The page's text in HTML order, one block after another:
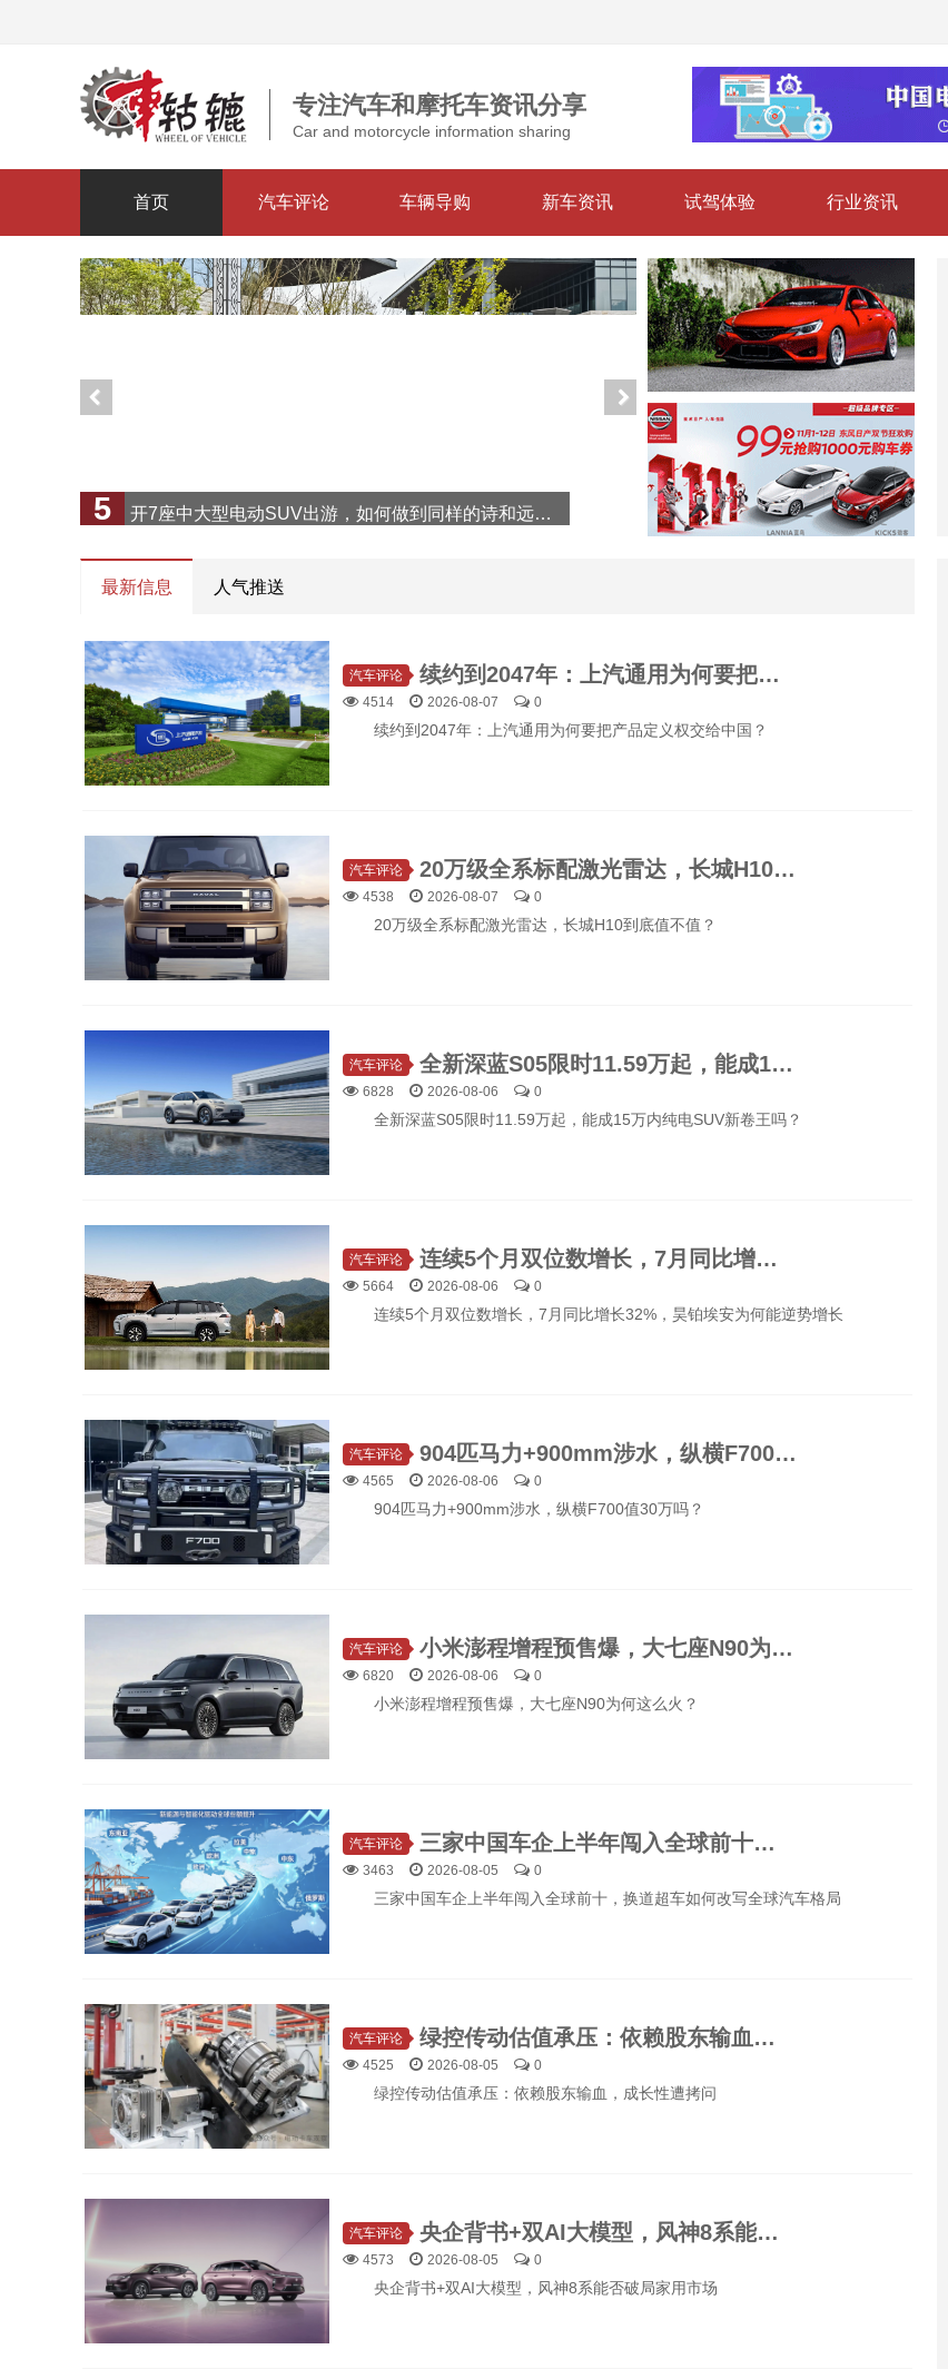
专注汽车和摩托车资讯分享
Car and motorcycle information sharing
首页 汽车评论 车辆导购 新车资讯 试驾体验 行业资讯
1 直击县乡镇人群用车痛点，7.89万起的凯翼昆仑2025款才是真下乡？
最新信息 人气推送
汽车评论 续约到2047年：上汽通用为何要把产品定义权交给中国？
4514 2026-08-07 0
续约到2047年：上汽通用为何要把产品定义权交给中国？
汽车评论 20万级全系标配激光雷达，长城H10到底值不值？
4538 2026-08-07 0
20万级全系标配激光雷达，长城H10到底值不值？
汽车评论 全新深蓝S05限时11.59万起，能成15万内纯电SUV新卷王吗？
6828 2026-08-06 0
全新深蓝S05限时11.59万起，能成15万内纯电SUV新卷王吗？
汽车评论 连续5个月双位数增长，7月同比增长32%，昊铂埃安为何能逆势增长
5664 2026-08-06 0
连续5个月双位数增长，7月同比增长32%，昊铂埃安为何能逆势增长
汽车评论 904匹马力+900mm涉水，纵横F700值30万吗？
4565 2026-08-06 0
904匹马力+900mm涉水，纵横F700值30万吗？
汽车评论 小米澎程增程预售爆，大七座N90为何这么火？
6820 2026-08-06 0
小米澎程增程预售爆，大七座N90为何这么火？
汽车评论 三家中国车企上半年闯入全球前十，换道超车如何改写全球汽车格局
3463 2026-08-05 0
三家中国车企上半年闯入全球前十，换道超车如何改写全球汽车格局
汽车评论 绿控传动估值承压：依赖股东输血，成长性遭拷问
4525 2026-08-05 0
绿控传动估值承压：依赖股东输血，成长性遭拷问
汽车评论 央企背书+双AI大模型，风神8系能否破局家用市场
4573 2026-08-05 0
央企背书+双AI大模型，风神8系能否破局家用市场